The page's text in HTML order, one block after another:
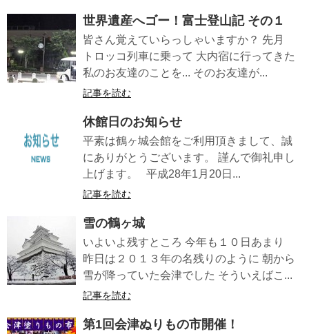
世界遺産へゴー！富士登山記 その１
皆さん覚えていらっしゃいますか？ 先月
トロッコ列車に乗って 大内宿に行ってきた
私のお友達のことを... そのお友達が...
記事を読む
休館日のお知らせ
平素は鶴ヶ城会館をご利用頂きまして、誠
にありがとうございます。 謹んで御礼申し
上げます。 平成28年1月20日...
記事を読む
雪の鶴ヶ城
いよいよ残すところ 今年も１０日あまり
昨日は２０１３年の名残りのように 朝から
雪が降っていた会津でした そういえばこ...
記事を読む
第1回会津ぬりもの市開催！